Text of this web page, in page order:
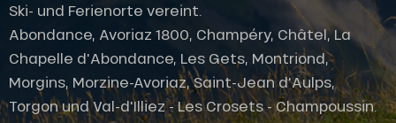
Ski- und Ferienorte vereint.
Abondance, Avoriaz 1800, Champéry, Châtel, La
Chapelle d'Abondance, Les Gets, Montriond,
Morgins, Morzine-Avoriaz, Saint-Jean d'Aulps,
Torgon und Val-d'Illiez - Les Crosets - Champoussin.